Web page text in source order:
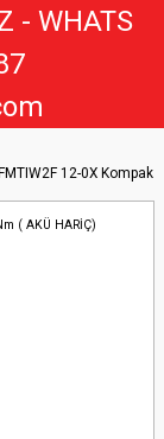
12-0X Kompak
- WHATS
7